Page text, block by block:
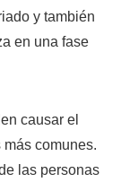
y también
en una fase
causar el
comunes.
las personas